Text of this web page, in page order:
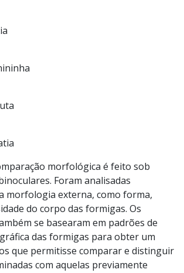
morfológica é feito sob
Foram analisadas
morfologia externa, como forma,
do corpo das formigas. Os
se basearam em padrões de
das formigas para obter um
que permitisse comparar e distinguir
com aquelas previamente